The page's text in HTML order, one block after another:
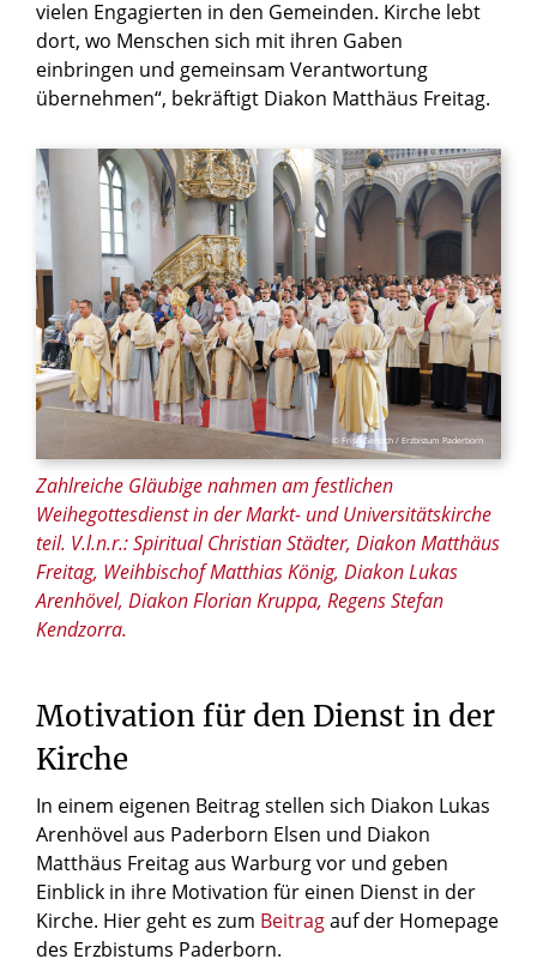
© Friso Gentsch / Erzbistum Paderborn
Zahlreiche Gläubige nahmen am festlichen
Weihegottesdienst in der Markt- und Universitätskirche
teil. V.l.n.r.: Spiritual Christian Städter, Diakon Matthäus
Freitag, Weihbischof Matthias König, Diakon Lukas
Arenhövel, Diakon Florian Kruppa, Regens Stefan
Kendzorra.
vielen Engagierten in den Gemeinden. Kirche lebt
dort, wo Menschen sich mit ihren Gaben
einbringen und gemeinsam Verantwortung
übernehmen“, bekräftigt Diakon Matthäus Freitag.
Motivation für den Dienst in der
Kirche
In einem eigenen Beitrag stellen sich Diakon Lukas
Arenhövel aus Paderborn Elsen und Diakon
Matthäus Freitag aus Warburg vor und geben
Einblick in ihre Motivation für einen Dienst in der
Kirche. Hier geht es zum Beitragauf der Homepage
des Erzbistums Paderborn.